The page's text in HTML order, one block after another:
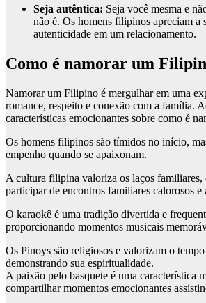
Seja autêntica: Seja você mesma e
não é. Os homens filipinos apreciam a
autenticidade em um relacionamento.
Como é namorar um
Namorar um Filipino é mergulhar em uma
romance, respeito e conexão com a família.
características emocionantes sobre como é
Os homens filipinos são tímidos no início,
empenho quando se apaixonam.
A cultura filipina valoriza os laços familiares,
participar de encontros familiares calorosos e
O karaokê é uma tradição divertida e
proporcionando momentos musicais
Os Pinoys são religiosos e valorizam o
demonstrando sua espiritualidade.
A paixão pelo basquete é uma característica
compartilhar momentos emocionantes